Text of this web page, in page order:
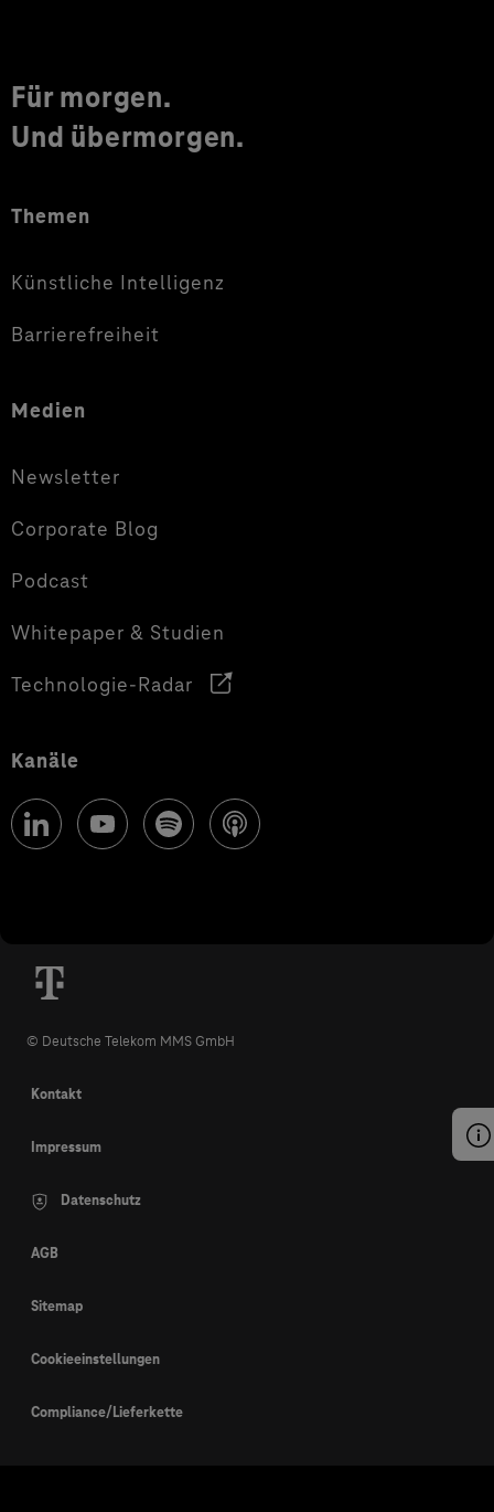
Für morgen.
Und übermorgen.
Themen
Künstliche Intelligenz
Barrierefreiheit
Medien
Newsletter
Corporate Blog
Podcast
Whitepaper & Studien
Technologie-Radar
Kanäle
© Deutsche Telekom MMS GmbH
Kontakt
Impressum
Datenschutz
AGB
Sitemap
Cookieeinstellungen
Compliance/Lieferkette